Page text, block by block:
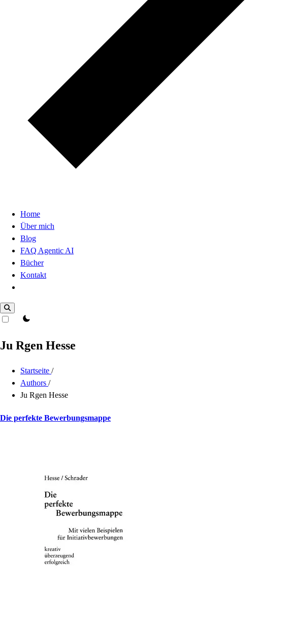
Home
Über mich
Blog
FAQ Agentic AI
Bücher
Kontakt
theme switcher
Ju Rgen Hesse
Startseite /
Authors /
Ju Rgen Hesse
Die perfekte Bewerbungsmappe